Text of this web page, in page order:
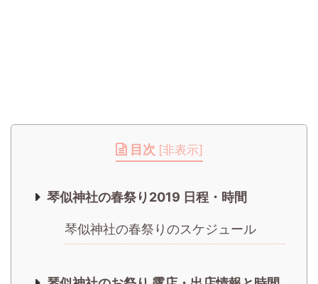
目次 [非表示]
琴似神社の春祭り2019 日程・時間
琴似神社の春祭りのスケジュール